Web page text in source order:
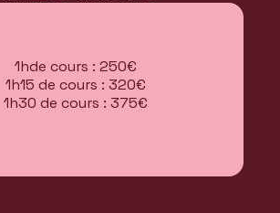
1hde cours : 250€
1h15 de cours : 320€
1h30 de cours : 375€